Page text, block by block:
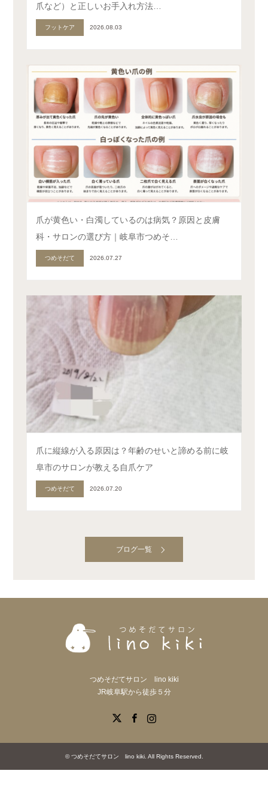
ブログ一覧
爪など）と正しいお手入れ方法…
フットケア 2026.08.03
爪が黄色い・白濁しているのは病気？原因と皮膚
科・サロンの選び方｜岐阜市つめそ…
つめそだて 2026.07.27
爪に縦線が入る原因は？年齢のせいと諦める前に岐
阜市のサロンが教える自爪ケア
つめそだて 2026.07.20
つめそだてサロン lino kiki
JR岐阜駅から徒歩５分
©つめそだてサロン lino kiki. All Rights Reserved.